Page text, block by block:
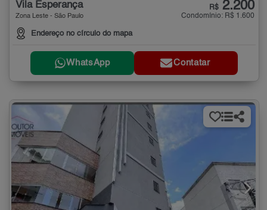
Vila Esperança
Zona Leste - São Paulo
Endereço no círculo do mapa
R$ 2.200
Condomínio: R$ 1.600
WhatsApp Contatar